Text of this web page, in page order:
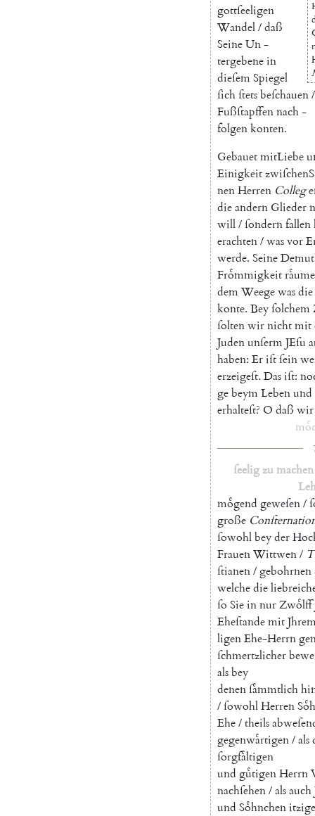
gottſeeligen
Wandel/daß
SeineUn-
tergebenein
dieſemSpiegel
ſichſtetsbeſchauen/
Fußſtapffennach-
folgenkonten.
GebauetmitLiebe
Einigkeit
nenHerren Colleg
dieandern Glieder
will/ſondernfallen
erachten/wasvor
werde. Seine
Froͤmmigkeit
demWeegewasdie
konte. Beyſolchem
ſoltenwirnichtmit
JudenunſermJEſu
haben: Eriſtſein
erzeigeſt. Dasiſt:
gebeymLebenund
erhalteſt? O daß wir
ſeelig zu machen
moͤgend geweſen/
große
ſowohlbeyder
FrauenWittwen/
ſtianen/gebohrnen
welchedie
ſo SieinnurZwoͤlff
Eheſtandemit
ligenEhe-Herrn
ſchmertzlicher
alsbey
denenſaͤmmtlich
/ſowohlHerren
Ehe/theils
gegenwaͤrtigen/als
ſorgfaͤltigen
und guͤtigenHerrn
nachſehen/alsauch
und Soͤhnchen